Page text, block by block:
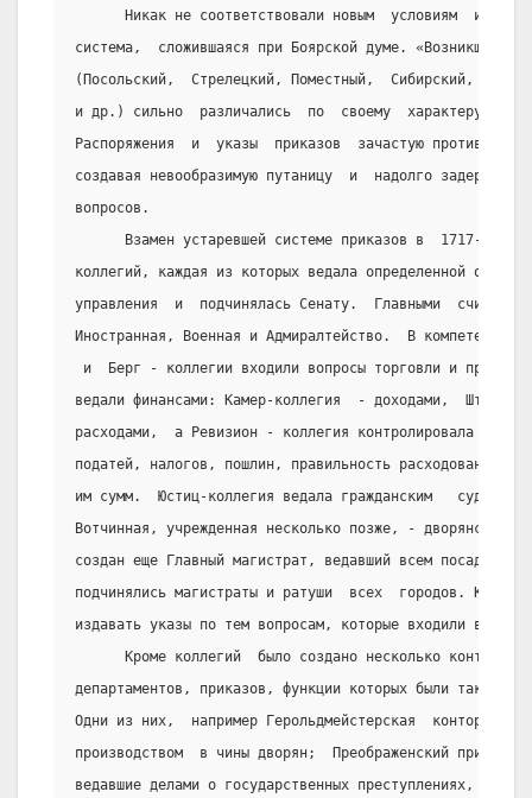
Никак не соответствовали новым  условиям  и
система,  сложившаяся при Боярской думе. «Возникшие в
(Посольский,  Стрелецкий, Поместный,  Сибирский,
и др.) сильно  различались  по  своему  характеру  и
Распоряжения  и  указы  приказов  зачастую
создавая невообразимую путаницу  и  надолго задерживая
вопросов.
Взамен устаревшей системе приказов в  1717-1718
коллегий, каждая из которых ведала определенной
управления  и  подчинялась Сенату.  Главными
Иностранная, Военная и Адмиралтейство.  В компетенцию
и  Берг - коллегии входили вопросы торговли и
ведали финансами: Камер-коллегия  - доходами,  Штатс -
расходами,  а Ревизион - коллегия контролировала
податей, налогов, пошлин, правильность расходования
им сумм.  Юстиц-коллегия ведала гражданским
Вотчинная, учрежденная несколько позже, - дворянским
создан еще Главный магистрат, ведавший всем посадским
подчинялись магистраты и ратуши  всех  городов.
издавать указы по тем вопросам, которые входили в их
Кроме коллегий  было создано несколько контор,
департаментов, приказов, функции которых были также
Одни из них,  например Герольдмейстерская  контора,
производством  в чины дворян;  Преображенский приказ и
ведавшие делами о государственных преступлениях,